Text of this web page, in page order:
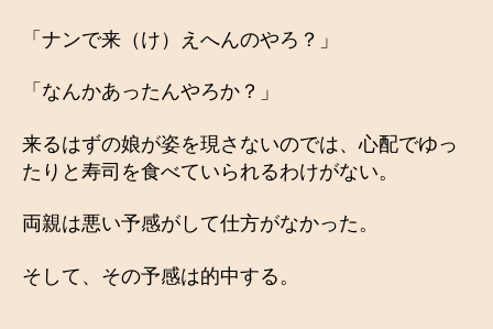
「ナンで来（け）えへんのやろ？」
「なんかあったんやろか？」
来るはずの娘が姿を現さないのでは、心配でゆっ
たりと寿司を食べていられるわけがない。
両親は悪い予感がして仕方がなかった。
そして、その予感は的中する。